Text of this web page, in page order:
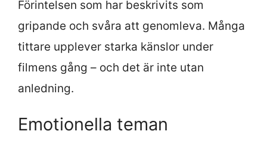
Förintelsen som har beskrivits som
gripande och svåra att genomleva. Många
tittare upplever starka känslor under
filmens gång – och det är inte utan
anledning.
Emotionella teman